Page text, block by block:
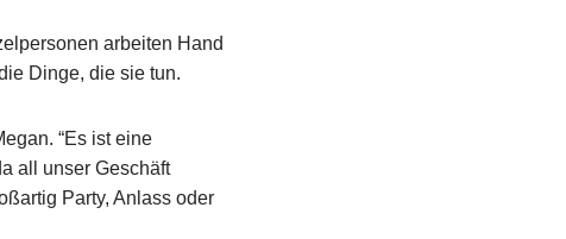
arbeiten Hand
Dinge, die sie tun.
“Es ist eine
all unser Geschäft
Party, Anlass oder